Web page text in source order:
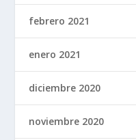
febrero 2021
enero 2021
diciembre 2020
noviembre 2020